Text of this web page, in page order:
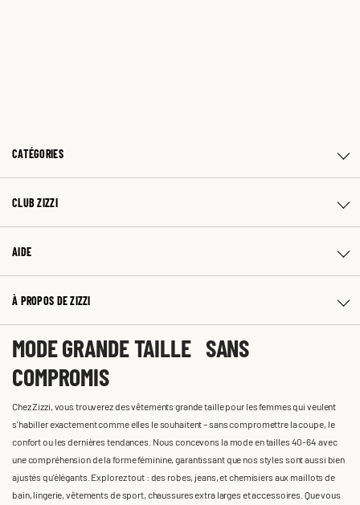
CATÉGORIES
CLUB ZIZZI
AIDE
À PROPOS DE ZIZZI
MODE GRANDE TAILLE SANS
COMPROMIS
Chez Zizzi, vous trouverez des vêtements grande taille pour les femmes qui veulent
s'habiller exactement comme elles le souhaitent – sans compromettre la coupe, le
confort ou les dernières tendances. Nous concevons la mode en tailles 40-64 avec
une compréhension de la forme féminine, garantissant que nos styles sont aussi bien
ajustés qu'élégants. Explorez tout : des robes, jeans, et chemisiers aux maillots de
bain, lingerie, vêtements de sport, chaussures extra larges et accessoires. Que vous